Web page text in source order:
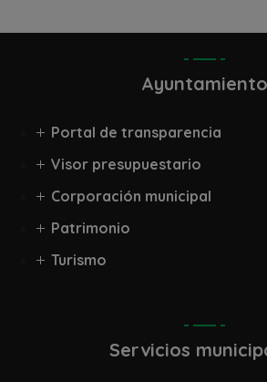
Ayuntamiento
Portal de transparencia
Visor presupuestario
Corporación municipal
Patrimonio
Turismo
Servicios